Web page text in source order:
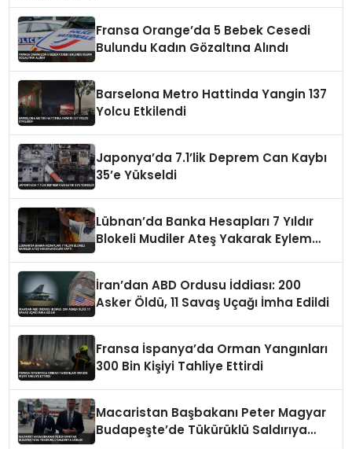
Fransa Orange’da 5 Bebek Cesedi
Bulundu Kadın Gözaltına Alındı
Barselona Metro Hattinda Yangin 137
Yolcu Etkilendi
Japonya’da 7.1’lik Deprem Can Kaybı
35’e Yükseldi
Lübnan’da Banka Hesapları 7 Yıldır
Blokeli Mudiler Ateş Yakarak Eylem
İran’dan ABD Ordusu İddiası: 200
Asker Öldü, 11 Savaş Uçağı İmha Edildi
Fransa İspanya’da Orman Yangınları
300 Bin Kişiyi Tahliye Ettirdi
Macaristan Başbakanı Peter Magyar
Budapeşte’de Tükürüklü Saldırıya